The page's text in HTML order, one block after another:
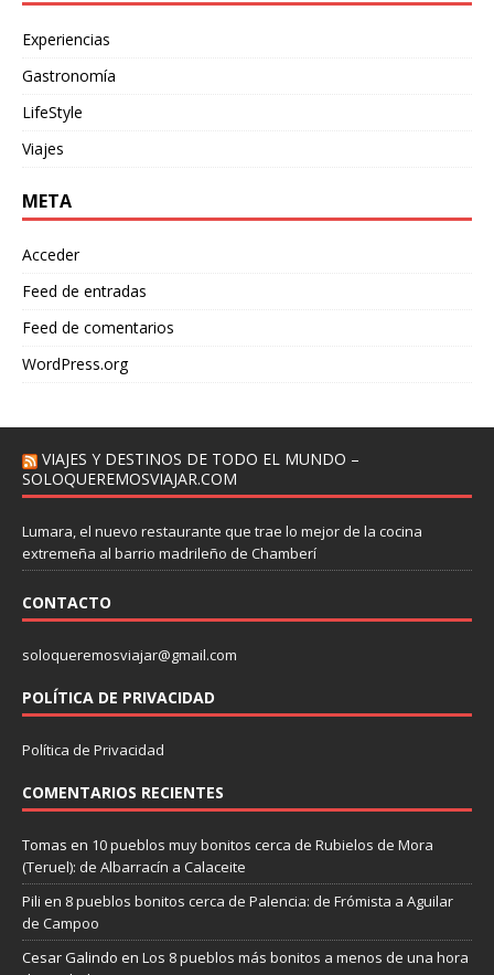
Experiencias
Gastronomía
LifeStyle
Viajes
META
Acceder
Feed de entradas
Feed de comentarios
WordPress.org
VIAJES Y DESTINOS DE TODO EL MUNDO –
SOLOQUEREMOSVIAJAR.COM
Lumara, el nuevo restaurante que trae lo mejor de la cocina
extremeña al barrio madrileño de Chamberí
CONTACTO
soloqueremosviajar@gmail.com
POLÍTICA DE PRIVACIDAD
Política de Privacidad
COMENTARIOS RECIENTES
Tomas en 10 pueblos muy bonitos cerca de Rubielos de Mora
(Teruel): de Albarracín a Calaceite
Pili en 8 pueblos bonitos cerca de Palencia: de Frómista a Aguilar
de Campoo
Cesar Galindo en Los 8 pueblos más bonitos a menos de una hora